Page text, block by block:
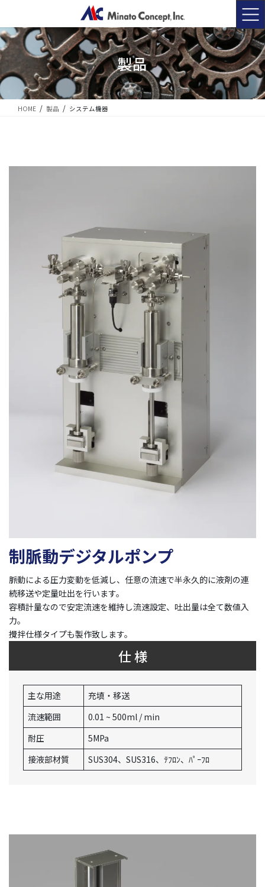
テ
ン
ツ
移
動
ゲ
ー
シ
ン
に
製品
HOME 製品 システム機器
制脈動デジタルポンプ
脈動による圧力変動を低減し、任意の流速で半永久的に液剤の連
続移送や定量吐出を行います。
容積計量なので安定流速を維持し流速設定、吐出量は全て数値入
力。
攪拌仕様タイプも製作致します。
仕 様
主な用途
充填・移送
流速範囲
0.01 ~ 500ml / min
耐圧
5MPa
接液部材質
SUS304、SUS316、ﾃﾌﾛﾝ、ﾊﾟｰﾌﾛ